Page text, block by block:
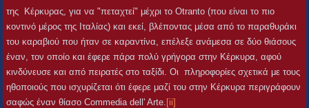
της Κέρκυρας, για να "πεταχτεί" μέχρι το Otranto (που είναι το πιο
κοντινό μέρος της Ιταλίας) και εκεί, βλέποντας μέσα από το παραθυράκι
του καραβιού που ήταν σε καραντίνα, επέλεξε ανάμεσα σε δύο θιάσους
έναν, τον οποίο και έφερε πάρα πολύ γρήγορα στην Κέρκυρα, αφού
κινδύνευσε και από πειρατές στο ταξίδι. Οι πληροφορίες σχετικά με τους
ηθοποιούς που ισχυρίζεται ότι έφερε μαζί του στην Κέρκυρα περιγράφουν
σαφώς έναν θίασο Commedia dell' Arte. [ii]